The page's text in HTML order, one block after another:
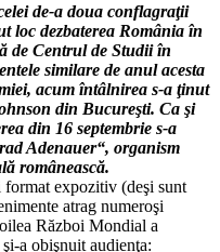
de-a doua conflagraţii
loc dezbaterea România în
de Centrul de Studii în
similare de anul acesta
acum întâlnirea s-a ţinut
din Bucureşti. Ca şi
din 16 septembrie s-a
Adenauer“, organism
românească.
expozitiv (deşi sunt
atrag numeroşi
Război Mondial a
a obişnuit audienţa: